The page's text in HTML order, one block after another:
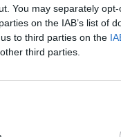
You may separately
on the IAB’s list of
to third parties on the
third parties.
τις αλλαγές που
τηλεόραση και
στο Queen.gr